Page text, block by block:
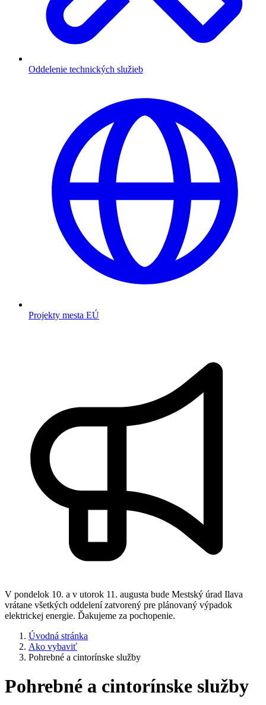
Oddelenie technických služieb
Projekty mesta EÚ
V pondelok 10. a v utorok 11. augusta bude Mestský úrad Ilava
vrátane všetkých oddelení zatvorený pre plánovaný výpadok
elektrickej energie. Ďakujeme za pochopenie.
Úvodná stránka
Ako vybaviť
Pohrebné a cintorínske služby
Pohrebné a cintorínske služby